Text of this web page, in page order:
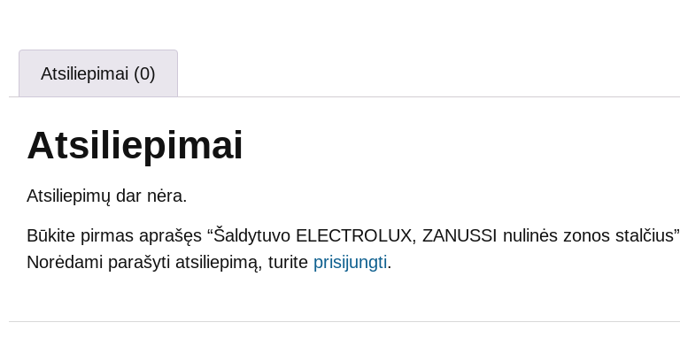
Atsiliepimai (0)
Atsiliepimai
Atsiliepimų dar nėra.
Būkite pirmas aprašęs “Šaldytuvo ELECTROLUX, ZANUSSI nulinės zonos stalčius”
Norėdami parašyti atsiliepimą, turite prisijungti.